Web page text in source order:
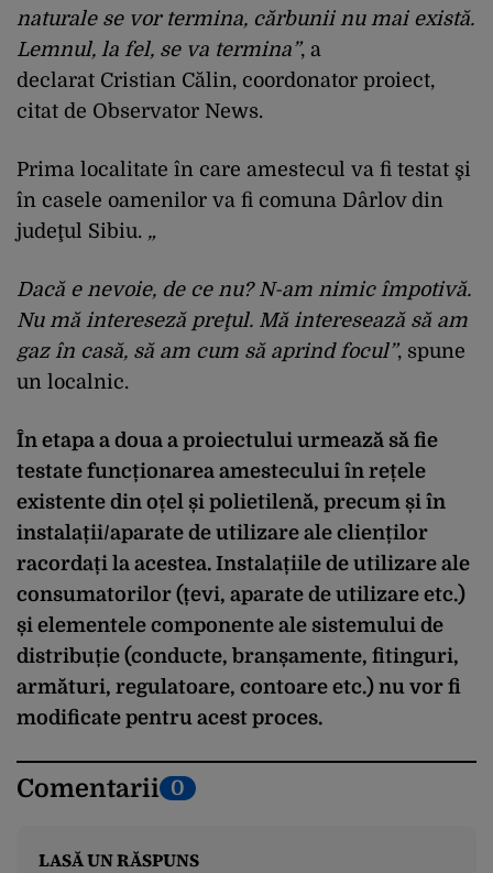
naturale se vor termina, cărbunii nu mai există.
Lemnul, la fel, se va termina”, a
declarat Cristian Călin, coordonator proiect,
citat de Observator News.
Prima localitate în care amestecul va fi testat şi
în casele oamenilor va fi comuna Dârlov din
judeţul Sibiu. „
Dacă e nevoie, de ce nu? N-am nimic împotivă.
Nu mă intereseză preţul. Mă interesează să am
gaz în casă, să am cum să aprind focul”, spune
un localnic.
În etapa a doua a proiectului urmează să fie
testate funcționarea amestecului în rețele
existente din oțel și polietilenă, precum și în
instalații/aparate de utilizare ale clienților
racordați la acestea. Instalațiile de utilizare ale
consumatorilor (țevi, aparate de utilizare etc.)
și elementele componente ale sistemului de
distribuție (conducte, branșamente, fitinguri,
armături, regulatoare, contoare etc.) nu vor fi
modificate pentru acest proces.
Comentarii 0
LASĂ UN RĂSPUNS